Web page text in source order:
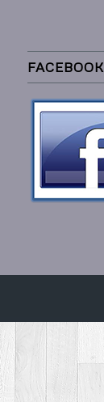
FACEBOOK